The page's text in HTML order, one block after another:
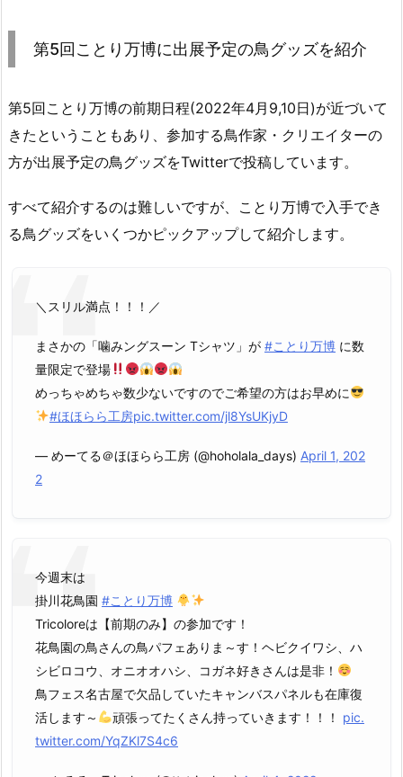
第5回ことり万博に出展予定の鳥グッズを紹介
第5回ことり万博の前期日程(2022年4月9,10日)が近づいて
きたということもあり、参加する鳥作家・クリエイターの
方が出展予定の鳥グッズをTwitterで投稿しています。
すべて紹介するのは難しいですが、ことり万博で入手でき
る鳥グッズをいくつかピックアップして紹介します。
＼スリル満点！！！／
まさかの「噛みングスーン Tシャツ」が #ことり万博 に数
量限定で登場
めっちゃめちゃ数少ないですのでご希望の方はお早めに
#ほほらら工房pic.twitter.com/jl8YsUKjyD
— めーてる＠ほほらら工房 (@hoholala_days) April 1, 202
2
今週末は
掛川花鳥園 #ことり万博
Tricoloreは【前期のみ】の参加です！
花鳥園の鳥さんの鳥パフェありま～す！ヘビクイワシ、ハ
シビロコウ、オニオオハシ、コガネ好きさんは是非！
鳥フェス名古屋で欠品していたキャンバスパネルも在庫復
活します～
頑張ってたくさん持っていきます！！！ pic.
twitter.com/YqZKl7S4c6